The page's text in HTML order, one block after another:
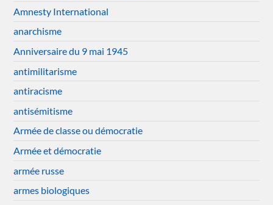
Amnesty International
anarchisme
Anniversaire du 9 mai 1945
antimilitarisme
antiracisme
antisémitisme
Armée de classe ou démocratie
Armée et démocratie
armée russe
armes biologiques